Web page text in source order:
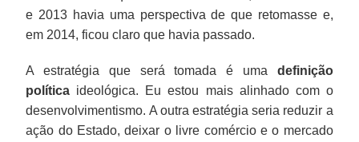
e 2013 havia uma perspectiva de que retomasse e,
em 2014, ficou claro que havia passado.
A estratégia que será tomada é uma definição
política ideológica. Eu estou mais alinhado com o
desenvolvimentismo. A outra estratégia seria reduzir a
ação do Estado, deixar o livre comércio e o mercado